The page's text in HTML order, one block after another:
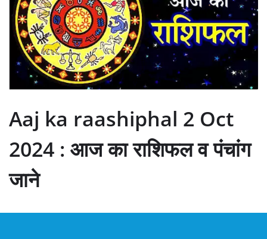
Aaj ka raashiphal 2 Oct
2024 : आज का राशिफल व पंचांग
जाने